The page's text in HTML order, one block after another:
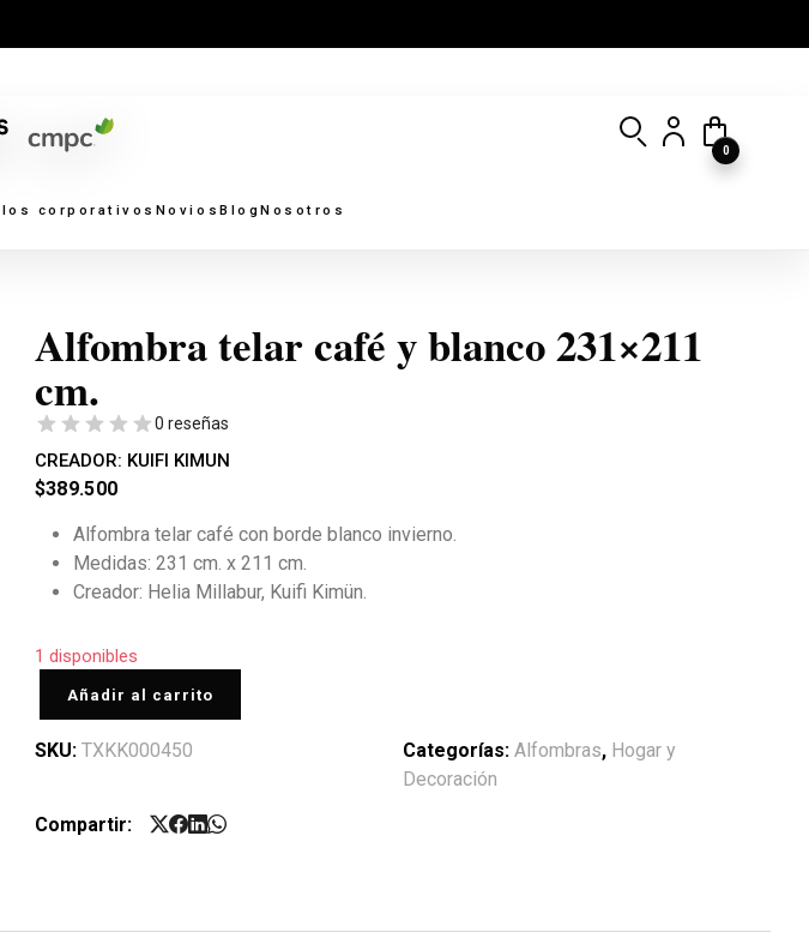
corporativos NoviosBlogNosotros
0
Alfombra telar café y blanco 231×211
cm.
0 reseñas
CREADOR: KUIFI KIMUN
$389.500
Alfombra telar café con borde blanco invierno.
Medidas: 231 cm. x 211 cm.
Creador: Helia Millabur, Kuifi Kimün.
1 disponibles
Añadir al carrito
SKU: TXKK000450 Categorías: Alfombras, Hogar y
Decoración
Compartir: